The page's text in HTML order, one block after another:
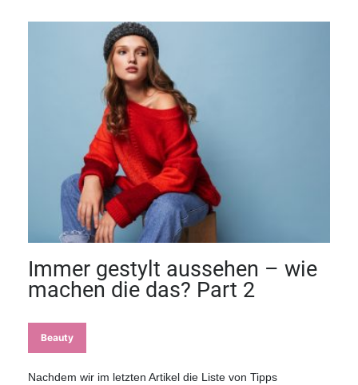
Immer gestylt aussehen – wie
machen die das? Part 2
Beauty
Nachdem wir im letzten Artikel die Liste von Tipps